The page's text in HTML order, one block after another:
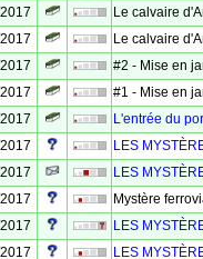
Le calvaire
Le calvaire
#2 - Mise en
#1 - Mise en
L'entrée du
LES
LES
Mystère
LES
LES